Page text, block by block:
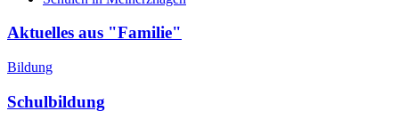
Aktuelles aus "Familie"
Bildung
Schulbildung